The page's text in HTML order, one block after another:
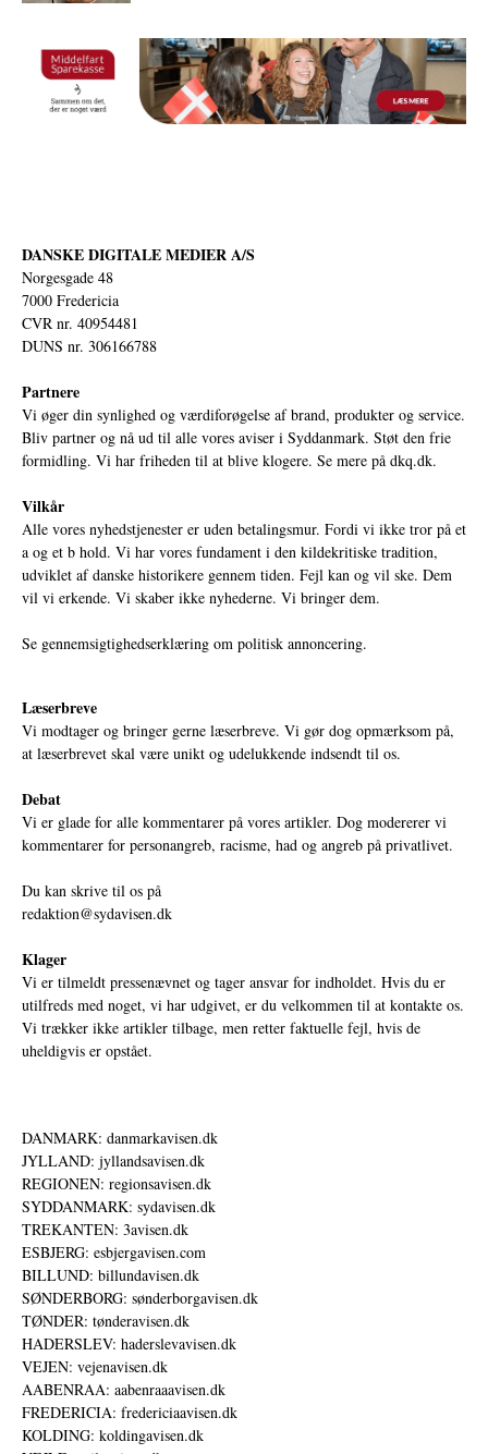
DANSKE DIGITALE MEDIER A/S
Norgesgade 48
7000 Fredericia
CVR nr. 40954481
DUNS nr. 306166788
Partnere
Vi øger din synlighed og værdiforøgelse af brand, produkter og service.
Bliv partner og nå ud til alle vores aviser i Syddanmark. Støt den frie
formidling. Vi har friheden til at blive klogere. Se mere på dkq.dk.
Vilkår
Alle vores nyhedstjenester er uden betalingsmur. Fordi vi ikke tror på et
a og et b hold. Vi har vores fundament i den kildekritiske tradition,
udviklet af danske historikere gennem tiden. Fejl kan og vil ske. Dem
vil vi erkende. Vi skaber ikke nyhederne. Vi bringer dem.
Se gennemsigtighedserklæring om politisk annoncering.
Læserbreve
Vi modtager og bringer gerne læserbreve. Vi gør dog opmærksom på,
at læserbrevet skal være unikt og udelukkende indsendt til os.
Debat
Vi er glade for alle kommentarer på vores artikler. Dog modererer vi
kommentarer for personangreb, racisme, had og angreb på privatlivet.
Du kan skrive til os på
redaktion@sydavisen.dk
Klager
Vi er tilmeldt pressenævnet og tager ansvar for indholdet. Hvis du er
utilfreds med noget, vi har udgivet, er du velkommen til at kontakte os.
Vi trækker ikke artikler tilbage, men retter faktuelle fejl, hvis de
uheldigvis er opstået.
DANMARK: danmarkavisen.dk
JYLLAND: jyllandsavisen.dk
REGIONEN: regionsavisen.dk
SYDDANMARK: sydavisen.dk
TREKANTEN: 3avisen.dk
ESBJERG: esbjergavisen.com
BILLUND: billundavisen.dk
SØNDERBORG: sønderborgavisen.dk
TØNDER: tønderavisen.dk
HADERSLEV: haderslevavisen.dk
VEJEN: vejenavisen.dk
AABENRAA: aabenraaavisen.dk
FREDERICIA: fredericiaavisen.dk
KOLDING: koldingavisen.dk